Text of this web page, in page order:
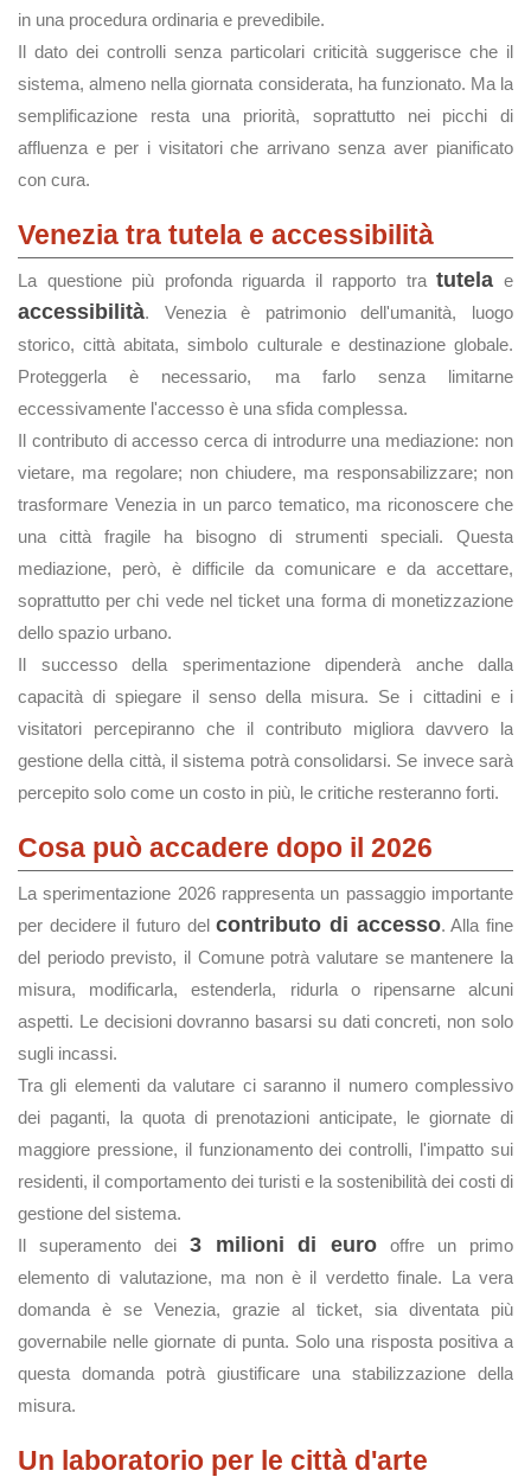
in una procedura ordinaria e prevedibile.
Il dato dei controlli senza particolari criticità suggerisce che il
sistema, almeno nella giornata considerata, ha funzionato. Ma la
semplificazione resta una priorità, soprattutto nei picchi di
affluenza e per i visitatori che arrivano senza aver pianificato
con cura.
Venezia tra tutela e accessibilità
La questione più profonda riguarda il rapporto tratutela e
accessibilità. Venezia è patrimonio dell'umanità, luogo
storico, città abitata, simbolo culturale e destinazione globale.
Proteggerla è necessario, ma farlo senza limitarne
eccessivamente l'accesso è una sfida complessa.
Il contributo di accesso cerca di introdurre una mediazione: non
vietare, ma regolare; non chiudere, ma responsabilizzare; non
trasformare Venezia in un parco tematico, ma riconoscere che
una città fragile ha bisogno di strumenti speciali. Questa
mediazione, però, è difficile da comunicare e da accettare,
soprattutto per chi vede nel ticket una forma di monetizzazione
dello spazio urbano.
Il successo della sperimentazione dipenderà anche dalla
capacità di spiegare il senso della misura. Se i cittadini e i
visitatori percepiranno che il contributo migliora davvero la
gestione della città, il sistema potrà consolidarsi. Se invece sarà
percepito solo come un costo in più, le critiche resteranno forti.
Cosa può accadere dopo il 2026
La sperimentazione 2026 rappresenta un passaggio importante
per decidere il futuro delcontributo di accesso. Alla fine
del periodo previsto, il Comune potrà valutare se mantenere la
misura, modificarla, estenderla, ridurla o ripensarne alcuni
aspetti. Le decisioni dovranno basarsi su dati concreti, non solo
sugli incassi.
Tra gli elementi da valutare ci saranno il numero complessivo
dei paganti, la quota di prenotazioni anticipate, le giornate di
maggiore pressione, il funzionamento dei controlli, l'impatto sui
residenti, il comportamento dei turisti e la sostenibilità dei costi di
gestione del sistema.
Il superamento dei 3 milioni di euro offre un primo
elemento di valutazione, ma non è il verdetto finale. La vera
domanda è se Venezia, grazie al ticket, sia diventata più
governabile nelle giornate di punta. Solo una risposta positiva a
questa domanda potrà giustificare una stabilizzazione della
misura.
Un laboratorio per le città d'arte